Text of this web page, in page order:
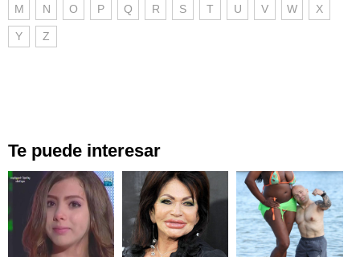
M N O P Q R S T U V W X
Y Z
Te puede interesar